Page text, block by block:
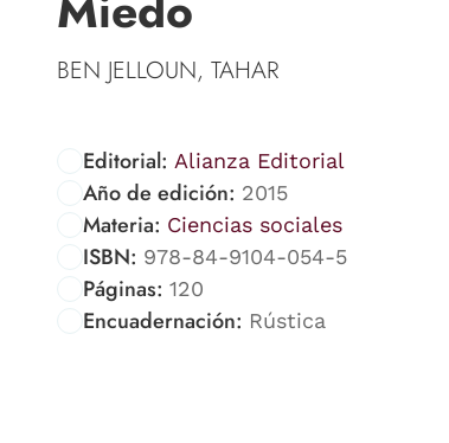
BEN JELLOUN, TAHAR
Editorial: Alianza Editorial
Año de edición: 2015
Materia: Ciencias sociales
ISBN: 978-84-9104-054-5
Páginas: 120
Encuadernación: Rústica